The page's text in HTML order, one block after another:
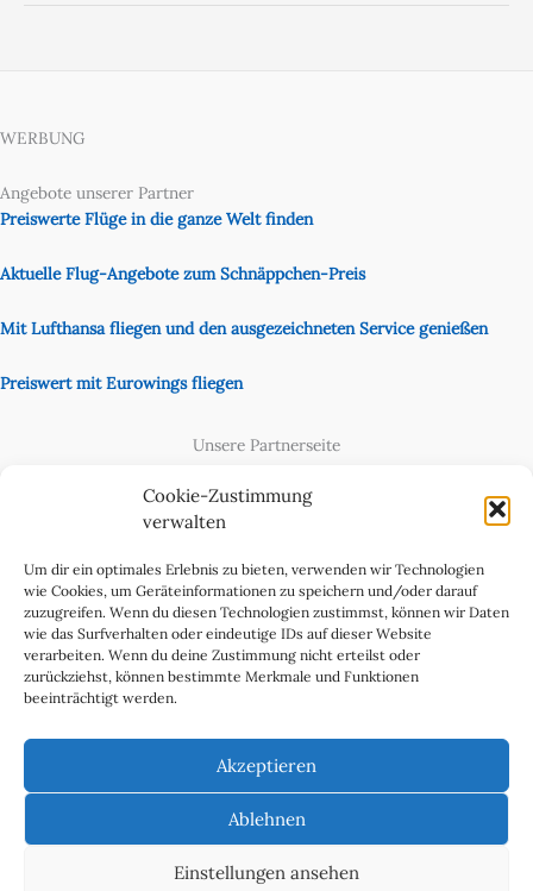
Cookie-Zustimmung
verwalten
Um dir ein optimales Erlebnis zu bieten, verwenden wir Technologien
wie Cookies, um Geräteinformationen zu speichern und/oder darauf
zuzugreifen. Wenn du diesen Technologien zustimmst, können wir Daten
wie das Surfverhalten oder eindeutige IDs auf dieser Website
verarbeiten. Wenn du deine Zustimmung nicht erteilst oder
zurückziehst, können bestimmte Merkmale und Funktionen
beeinträchtigt werden.
Akzeptieren
Ablehnen
Einstellungen ansehen
WERBUNG
Angebote unserer Partner
Preiswerte Flüge in die ganze Welt finden
Aktuelle Flug-Angebote zum Schnäppchen-Preis
Mit Lufthansa fliegen und den ausgezeichneten Service genießen
Preiswert mit Eurowings fliegen
Unsere Partnerseite
Cookie-Richtlinie (EU)
Datenschutzerklärung
Impressum & Kontakt
Über uns
Werben Sie in WeltReisender Magazin
Copyright 2011 - 2025 Ingo Paszkowsky